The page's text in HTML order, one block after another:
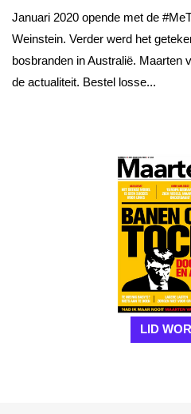
Januari 2020 opende met de
Weinstein. Verder werd het
bosbranden in Australië. Maarten
de actualiteit. Bestel losse...
LID